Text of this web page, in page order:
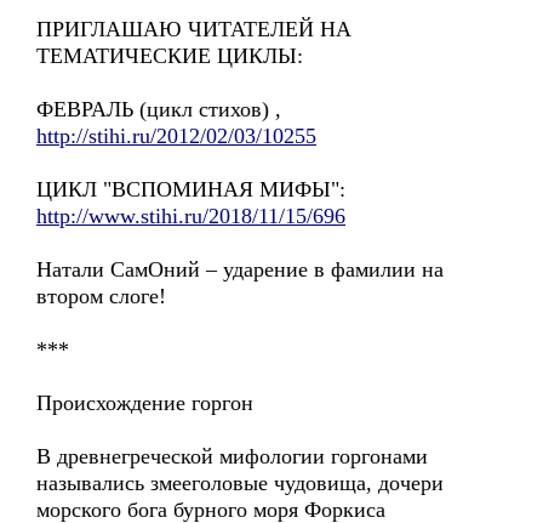
ПРИГЛАШАЮ ЧИТАТЕЛЕЙ НА
ТЕМАТИЧЕСКИЕ ЦИКЛЫ:
ФЕВРАЛЬ (цикл стихов) ,
http://stihi.ru/2012/02/03/10255
ЦИКЛ "ВСПОМИНАЯ МИФЫ":
http://www.stihi.ru/2018/11/15/696
Натали СамОний – ударение в фамилии на
втором слоге!
***
Происхождение горгон
В древнегреческой мифологии горгонами
назывались змееголовые чудовища, дочери
морского бога бурного моря Форкиса